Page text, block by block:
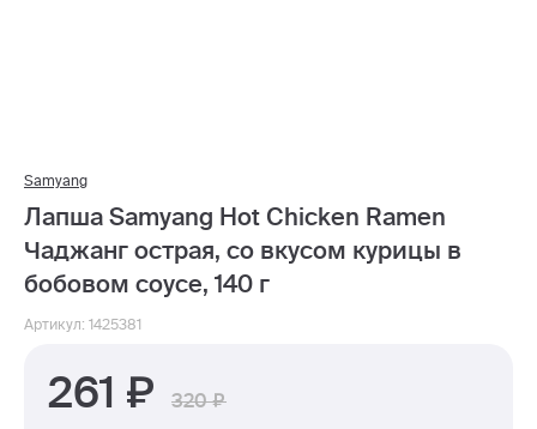
Samyang
Лапша Samyang Hot Chicken Ramen
Чаджанг острая, со вкусом курицы в
бобовом соусе, 140 г
Артикул: 1425381
261 320